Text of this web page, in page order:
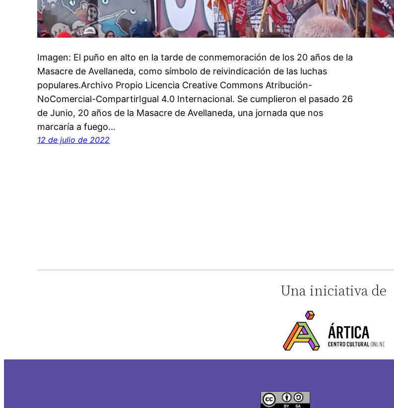
Imagen: El puño en alto en la tarde de conmemoración de los 20 años de la
Masacre de Avellaneda, como símbolo de reivindicación de las luchas
populares.Archivo Propio Licencia Creative Commons Atribución-
NoComercial-CompartirIgual 4.0 Internacional. Se cumplieron el pasado 26
de Junio, 20 años de la Masacre de Avellaneda, una jornada que nos
marcaría a fuego…
12 de julio de 2022
Una iniciativa de